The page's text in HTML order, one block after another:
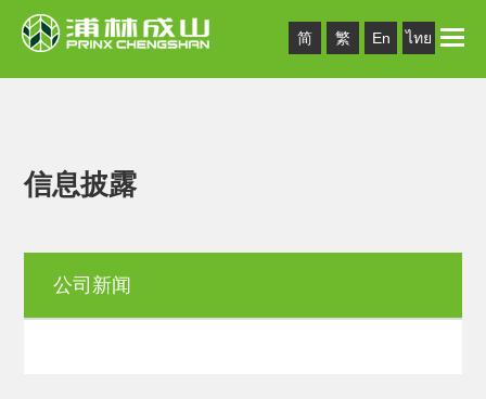
简 繁 En ไทย Toggle
信息披露
公司新闻